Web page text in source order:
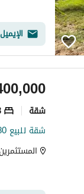
الإيميل
شقة